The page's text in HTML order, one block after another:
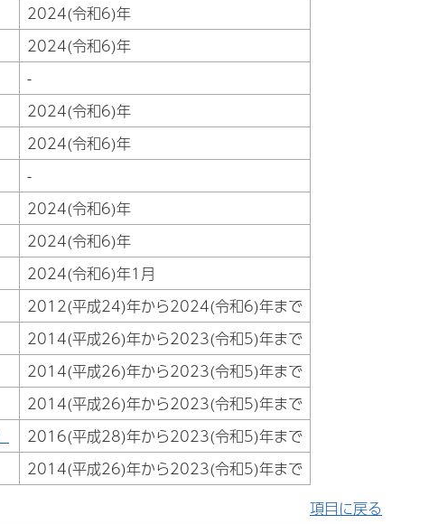
2024(令和6)年
2024(令和6)年
-
2024(令和6)年
2024(令和6)年
-
2024(令和6)年
2024(令和6)年
2024(令和6)年1月
2012(平成24)年から2024(令和6)年まで
2014(平成26)年から2023(令和5)年まで
2014(平成26)年から2023(令和5)年まで
2014(平成26)年から2023(令和5)年まで
2016(平成28)年から2023(令和5)年まで
2014(平成26)年から2023(令和5)年まで
項目に戻る